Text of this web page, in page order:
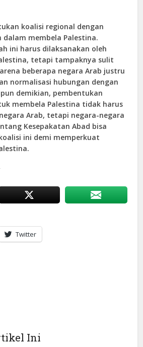
koalisi regional dengan
dalam membela Palestina.
ini harus dilaksanakan oleh
tetapi tampaknya sulit
beberapa negara Arab justru
normalisasi hubungan dengan
demikian, pembentukan
membela Palestina tidak harus
Arab, tetapi negara-negara
Kesepakatan Abad bisa
ini demi memperkuat
Twitter
Ini